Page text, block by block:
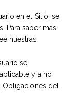
en el Sitio, se
Para saber más
nuestras
se
y a no
Obligaciones del